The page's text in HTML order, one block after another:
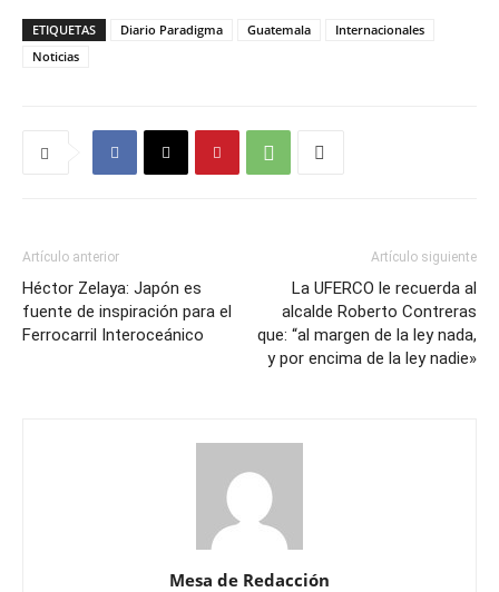
ETIQUETAS Diario Paradigma Guatemala
Internacionales
Noticias
Artículo anterior
Héctor Zelaya: Japón es
fuente de inspiración para el
Ferrocarril Interoceánico
Artículo siguiente
La UFERCO le recuerda al
alcalde Roberto Contreras
que: “al margen de la ley nada,
y por encima de la ley nadie»
Mesa de Redacción